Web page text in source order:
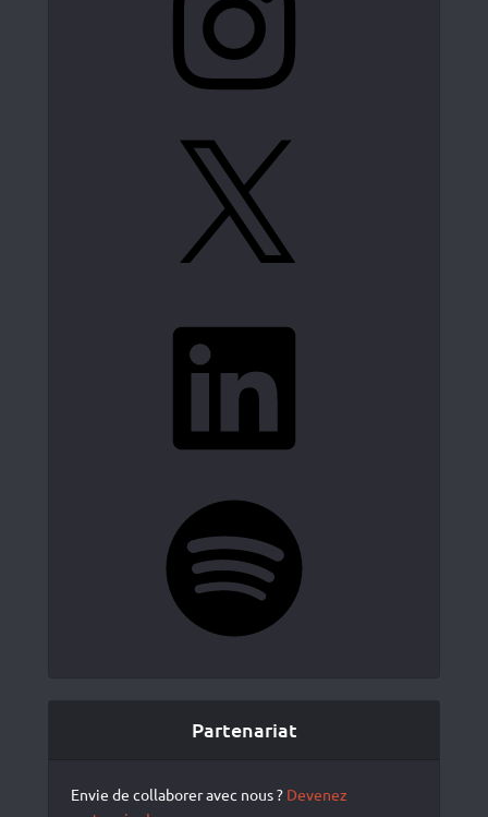
Partenariat
Envie de collaborer avec nous ? Devenez